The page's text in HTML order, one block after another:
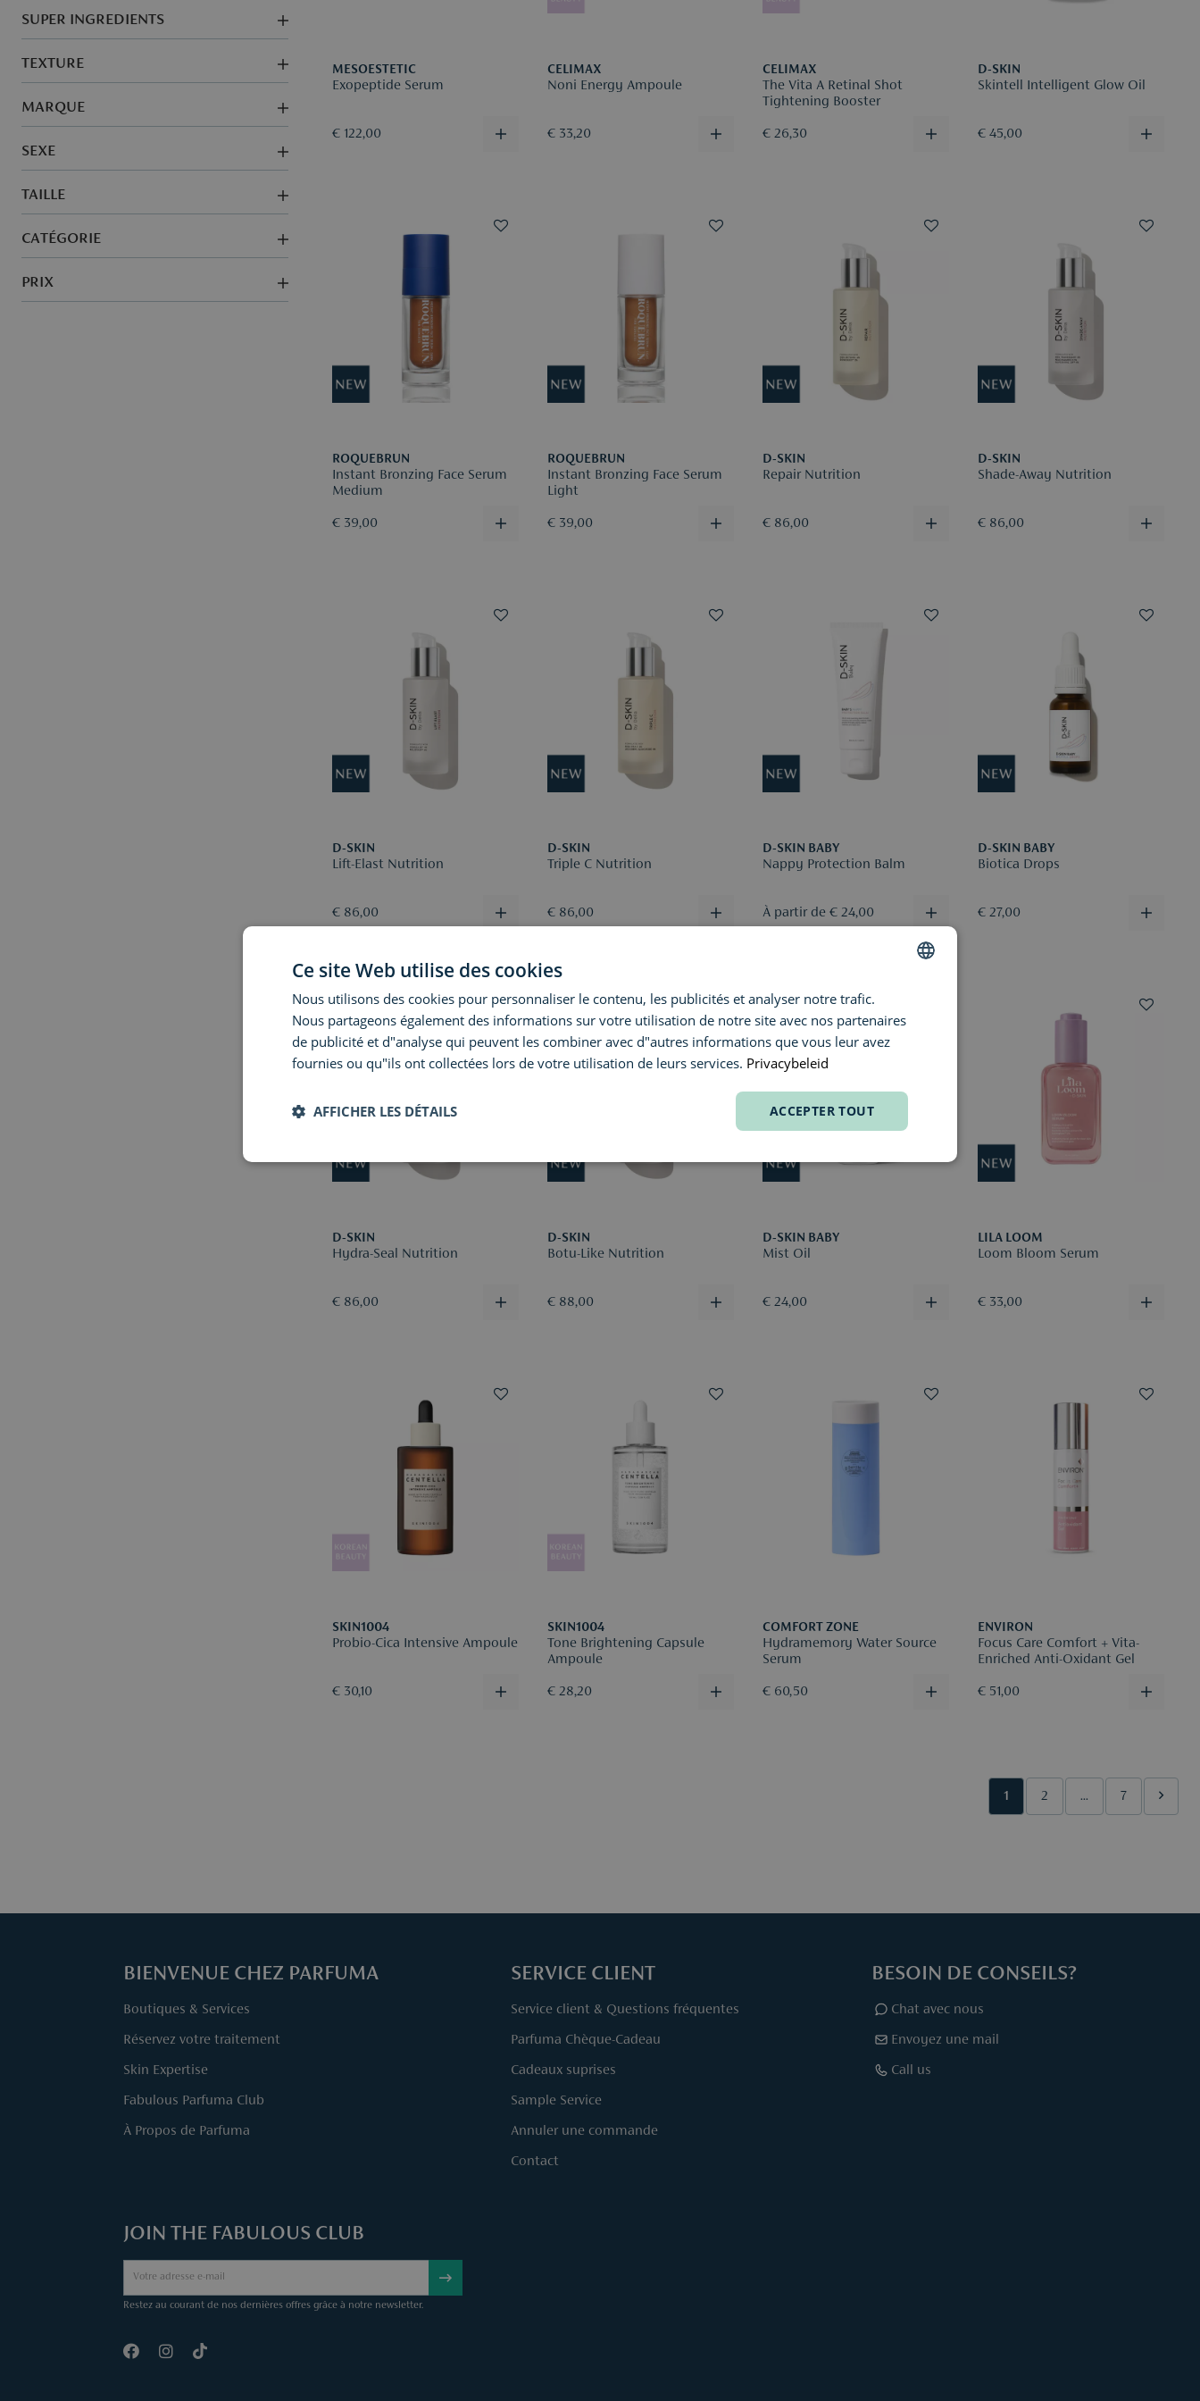
SUPER INGREDIENTS
TEXTURE
MARQUE
SEXE
TAILLE
CATÉGORIE
PRIX
MESOESTETIC
Exopeptide Serum
€ 122,00
CELIMAX
Noni Energy Ampoule
€ 33,20
CELIMAX
The Vita A Retinal Shot
Tightening Booster
€ 26,30
D-SKIN
Skintell Intelligent Glow Oil
€ 45,00
ROQUEBRUN
Instant Bronzing Face Serum
Medium
€ 39,00
ROQUEBRUN
Instant Bronzing Face Serum
Light
€ 39,00
D-SKIN
Repair Nutrition
€ 86,00
D-SKIN
Shade-Away Nutrition
€ 86,00
D-SKIN
Lift-Elast Nutrition
€ 86,00
D-SKIN
Triple C Nutrition
€ 86,00
D-SKIN BABY
Nappy Protection Balm
À partir de € 24,00
D-SKIN BABY
Biotica Drops
€ 27,00
D-SKIN
Hydra-Seal Nutrition
€ 86,00
D-SKIN
Botu-Like Nutrition
€ 88,00
D-SKIN BABY
Mist Oil
€ 24,00
LILA LOOM
Loom Bloom Serum
€ 33,00
SKIN1004
Probio-Cica Intensive Ampoule
€ 30,10
SKIN1004
Tone Brightening Capsule
Ampoule
€ 28,20
COMFORT ZONE
Hydramemory Water Source
Serum
€ 60,50
ENVIRON
Focus Care Comfort + Vita-
Enriched Anti-Oxidant Gel
€ 51,00
1 2 ... 7
BIENVENUE CHEZ PARFUMA
Boutiques & Services
Réservez votre traitement
Skin Expertise
Fabulous Parfuma Club
À Propos de Parfuma
SERVICE CLIENT
Service client & Questions fréquentes
Parfuma Chèque-Cadeau
Cadeaux suprises
Sample Service
Annuler une commande
Contact
BESOIN DE CONSEILS?
Chat avec nous
Envoyez une mail
Call us
JOIN THE FABULOUS CLUB
Restez au courant de nos dernières offres grâce à notre newsletter.
ENGLISH
Ce site Web utilise des cookies
Nous utilisons des cookies pour personnaliser le contenu, les publicités et analyser notre trafic.
Nous partageons également des informations sur votre utilisation de notre site avec nos partenaires
de publicité et d"analyse qui peuvent les combiner avec d"autres informations que vous leur avez
fournies ou qu"ils ont collectées lors de votre utilisation de leurs services. Privacybeleid
ACCEPTER TOUT
AFFICHER LES DÉTAILS